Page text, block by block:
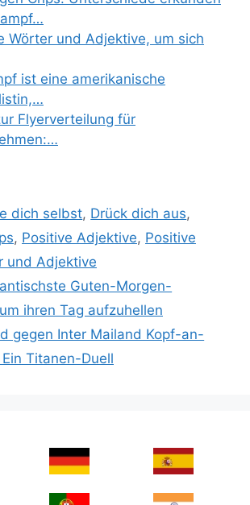
Wörter und Adjektive, um sich
ist eine amerikanische
Flyerverteilung für
dich selbst, Drück dich aus,
, Positive Adjektive, Positive
und Adjektive
Guten-Morgen-
ihren Tag aufzuhellen
gegen Inter Mailand Kopf-an-
Titanen-Duell